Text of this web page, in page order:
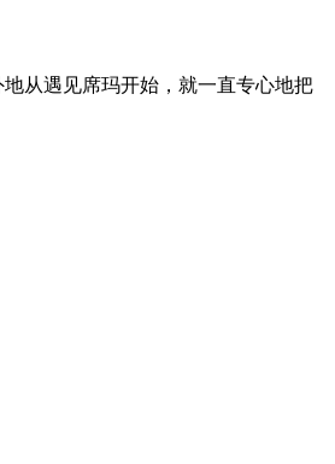
从遇见席玛开始，就一直专心地把